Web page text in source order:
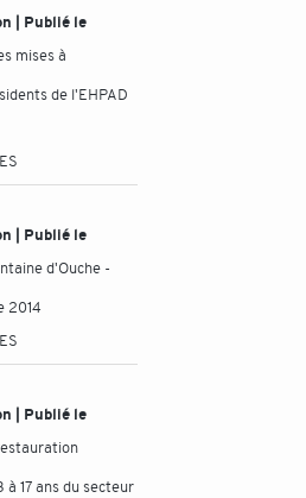
| Publié le
mises à
de l'EHPAD
| Publié le
d'Ouche -
2014
| Publié le
17 ans du secteur